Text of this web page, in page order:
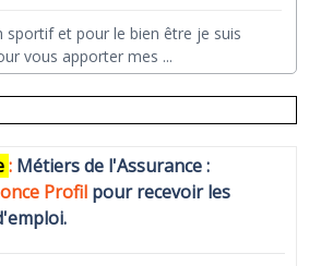
sportif et pour le bien être je suis
vous apporter mes ...
: Métiers de l'Assurance :
Profil pour recevoir les